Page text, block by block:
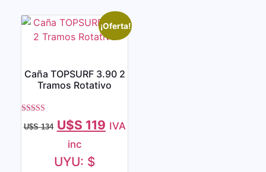
¡Oferta!
Caña TOPSURF 3.90 2
Tramos Rotativo
Valorado con
5.00
U$S134 U$S 119 IVA
inc
UYU: $